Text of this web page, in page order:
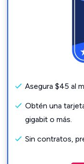
Asegura $45 al
Obtén una
gigabit o más.
Sin contratos,